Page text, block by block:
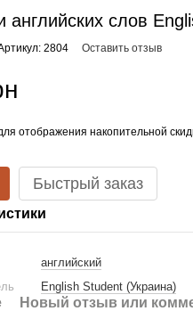
английских слов
2804 Оставить отзыв
отображения накопительной
Быстрый заказ
английский
English Student (Украина)
Новый отзыв или